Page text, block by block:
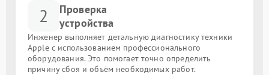
2
Проверка
устройства
Инженер выполняет детальную диагностику техники
Apple с использованием профессионального
оборудования. Это помогает точно определить
причину сбоя и объём необходимых работ.